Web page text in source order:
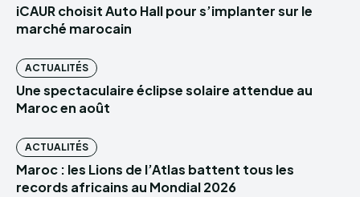
iCAUR choisit Auto Hall pour s’implanter sur le
marché marocain
ACTUALITÉS
Une spectaculaire éclipse solaire attendue au
Maroc en août
ACTUALITÉS
Maroc : les Lions de l’Atlas battent tous les
records africains au Mondial 2026